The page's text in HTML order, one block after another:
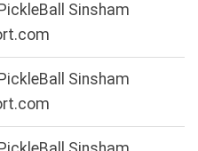
Sinsham
Sinsham